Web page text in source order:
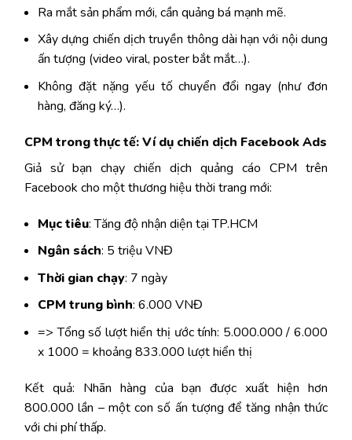
Ra mắt sản phẩm mới, cần quảng bá mạnh mẽ.
Xây dựng chiến dịch truyền thông dài hạn với nội dung
ấn tượng (video viral, poster bắt mắt…).
Không đặt nặng yếu tố chuyển đổi ngay (như đơn
hàng, đăng ký…).
CPM trong thực tế: Ví dụ chiến dịch Facebook Ads
Giả sử bạn chạy chiến dịch quảng cáo CPM trên
Facebook cho một thương hiệu thời trang mới:
Mục tiêu: Tăng độ nhận diện tại TP.HCM
Ngân sách: 5 triệu VNĐ
Thời gian chạy: 7 ngày
CPM trung bình: 6.000 VNĐ
=> Tổng số lượt hiển thị ước tính: 5.000.000 / 6.000
x 1000 = khoảng 833.000 lượt hiển thị
Kết quả: Nhãn hàng của bạn được xuất hiện hơn
800.000 lần – một con số ấn tượng để tăng nhận thức
với chi phí thấp.